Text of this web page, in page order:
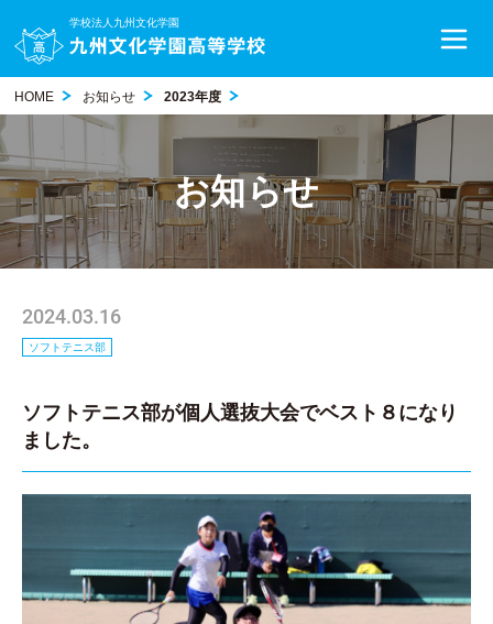
学校法人九州文化学園
HOME お知らせ 2023年度
お知らせ
2024.03.16
ソフトテニス部
ソフトテニス部が個人選抜大会でベスト８になり
ました。